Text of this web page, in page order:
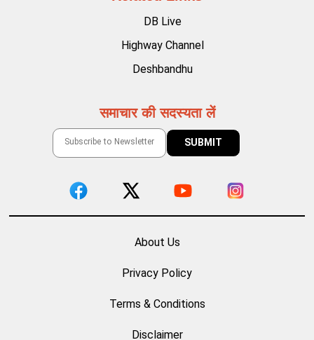
DB Live
Highway Channel
Deshbandhu
समाचार की सदस्यता लें
About Us
Privacy Policy
Terms & Conditions
Disclaimer